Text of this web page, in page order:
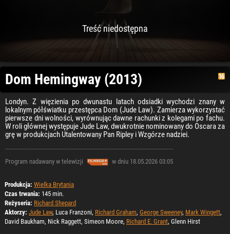
Treść niedostępna
Dom Hemingway (2013)
Londyn. Z więzienia po dwunastu latach odsiadki wychodzi znany w
lokalnym półświatku przestępca Dom (Jude Law). Zamierza wykorzystać
pierwsze dni wolności, wyrównując dawne rachunki z kolegami po fachu.
W roli głównej występuje Jude Law, dwukrotnie nominowany do Oscara za
grę w produkcjach Utalentowany Pan Ripley i Wzgórze nadziei.
Program nadawany w telewizji w dniu 18.05.2026 03:05
Produkcja: Wielka Brytania
Czas trwania: 145 min.
Reżyseria: Richard Shepard
Aktorzy: Jude Law, Luca Franzoni, Richard Graham, George Sweeney, Mark Wingett,
David Baukham, Nick Raggett, Simeon Moore, Richard E. Grant, Glenn Hirst